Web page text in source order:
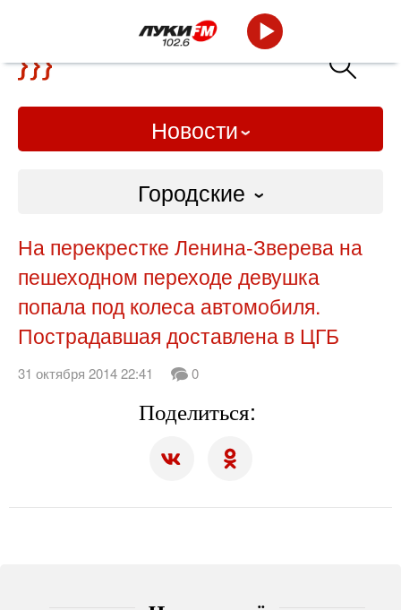
Новости
Городские
Городские
Слово Дело
Народные
ВТРК
На перекрестке Ленина-Зверева на
пешеходном переходе девушка
попала под колеса автомобиля.
Пострадавшая доставлена в ЦГБ
31 октября 2014 22:41 0
Поделиться: